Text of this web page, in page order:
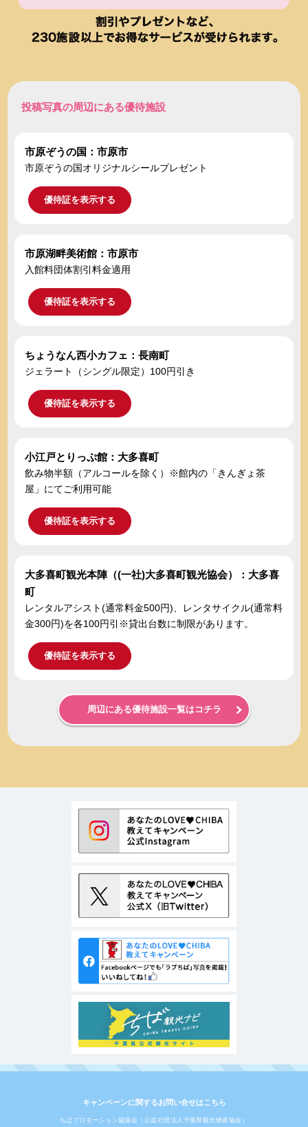
投稿写真の周辺にある優待施設
市原ぞうの国：市原市
市原ぞうの国オリジナルシールプレゼント
優待証を表示する
市原湖畔美術館：市原市
入館料団体割引料金適用
優待証を表示する
ちょうなん西小カフェ：長南町
ジェラート（シングル限定）100円引き
優待証を表示する
小江戸とりっぷ館：大多喜町
飲み物半額（アルコールを除く）※館内の「きんぎょ茶
屋」にてご利用可能
優待証を表示する
大多喜町観光本陣（(一社)大多喜町観光協会）：大多喜
町
レンタルアシスト(通常料金500円)、レンタサイクル(通常料
金300円)を各100円引※貸出台数に制限があります。
優待証を表示する
周辺にある優待施設一覧はコチラ
キャンペーンに関するお問い合せはこちら
ちばプロモーション協議会（公益社団法人千葉県観光物産協会）